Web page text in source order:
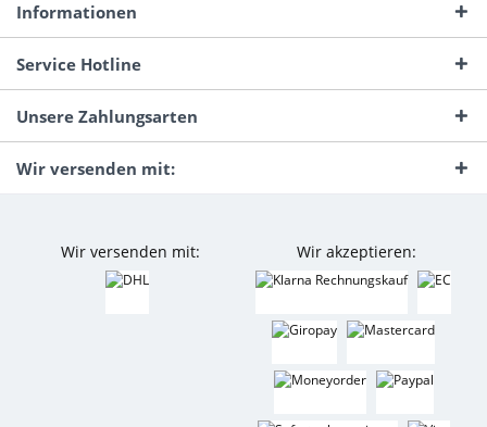
Informationen
Service Hotline
Unsere Zahlungsarten
Wir versenden mit:
Wir versenden mit: Wir akzeptieren: